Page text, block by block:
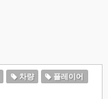
차량
플레이어